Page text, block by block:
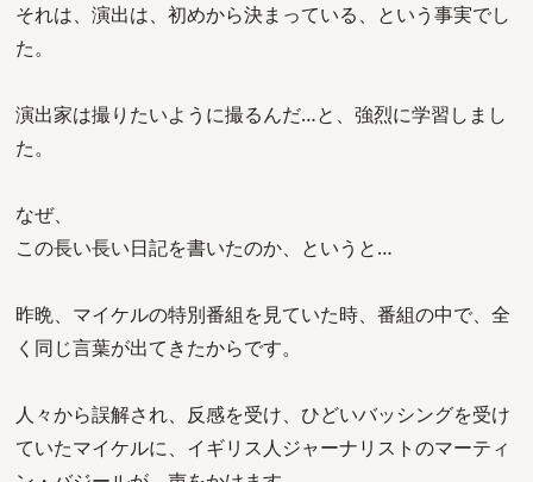
それは、演出は、初めから決まっている、という事実でし
た。
演出家は撮りたいように撮るんだ…と、強烈に学習しまし
た。
なぜ、
この長い長い日記を書いたのか、というと…
昨晩、マイケルの特別番組を見ていた時、番組の中で、全
く同じ言葉が出てきたからです。
人々から誤解され、反感を受け、ひどいバッシングを受け
ていたマイケルに、イギリス人ジャーナリストのマーティ